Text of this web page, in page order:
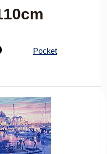
Pocket